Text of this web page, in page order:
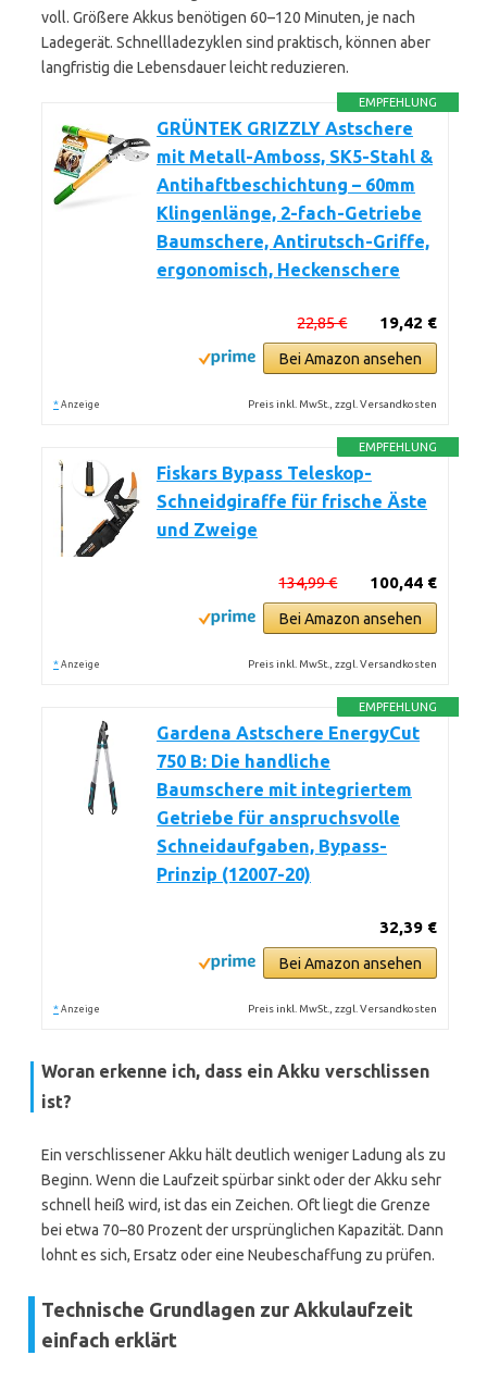
voll. Größere Akkus benötigen 60–120 Minuten, je nach
Ladegerät. Schnellladezyklen sind praktisch, können aber
langfristig die Lebensdauer leicht reduzieren.
EMPFEHLUNG
GRÜNTEK GRIZZLY Astschere
mit Metall-Amboss, SK5-Stahl &
Antihaftbeschichtung – 60mm
Klingenlänge, 2-fach-Getriebe
Baumschere, Antirutsch-Griffe,
ergonomisch, Heckenschere
19,42 €
22,85 €
Bei Amazon ansehen
* Anzeige Preis inkl. MwSt., zzgl. Versandkosten
EMPFEHLUNG
Fiskars Bypass Teleskop-
Schneidgiraffe für frische Äste
und Zweige
100,44 €
134,99 €
Bei Amazon ansehen
* Anzeige Preis inkl. MwSt., zzgl. Versandkosten
EMPFEHLUNG
Gardena Astschere EnergyCut
750 B: Die handliche
Baumschere mit integriertem
Getriebe für anspruchsvolle
Schneidaufgaben, Bypass-
Prinzip (12007-20)
32,39 €
Bei Amazon ansehen
* Anzeige Preis inkl. MwSt., zzgl. Versandkosten
Woran erkenne ich, dass ein Akku verschlissen
ist?
Ein verschlissener Akku hält deutlich weniger Ladung als zu
Beginn. Wenn die Laufzeit spürbar sinkt oder der Akku sehr
schnell heiß wird, ist das ein Zeichen. Oft liegt die Grenze
bei etwa 70–80 Prozent der ursprünglichen Kapazität. Dann
lohnt es sich, Ersatz oder eine Neubeschaffung zu prüfen.
Technische Grundlagen zur Akkulaufzeit
einfach erklärt